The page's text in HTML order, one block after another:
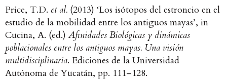
Price, T.D. et al. (2013) ‘Los isótopos del estroncio en el
estudio de la mobilidad entre los antiguos mayas’, in
Cucina, A. (ed.) Afinidades Biológicas y dinámicas
poblacionales entre los antiguos mayas. Una visión
multidisciplinaria. Ediciones de la Universidad
Autónoma de Yucatán, pp. 111–128.